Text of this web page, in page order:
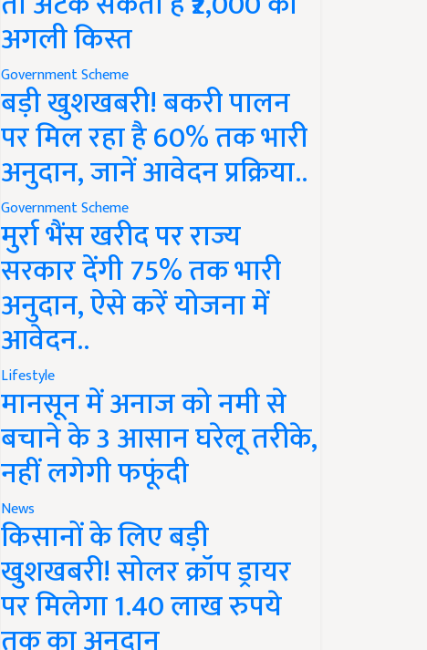
अगली किस्त
Government Scheme
बड़ी खुशखबरी! बकरी पालन
पर मिल रहा है 60% तक भारी
अनुदान, जानें आवेदन प्रक्रिया..
Government Scheme
मुर्रा भैंस खरीद पर राज्य
सरकार देंगी 75% तक भारी
अनुदान, ऐसे करें योजना में
आवेदन..
Lifestyle
मानसून में अनाज को नमी से
बचाने के 3 आसान घरेलू तरीके,
नहीं लगेगी फफूंदी
News
किसानों के लिए बड़ी
खुशखबरी! सोलर क्रॉप ड्रायर
पर मिलेगा 1.40 लाख रुपये